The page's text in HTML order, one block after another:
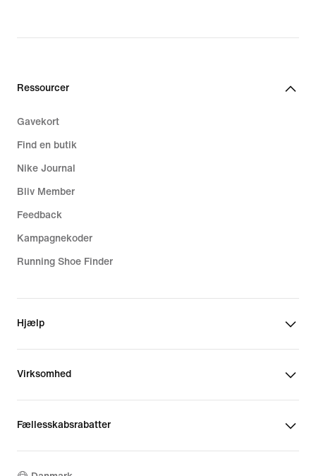
Ressourcer
Gavekort
Find en butik
Nike Journal
Bliv Member
Feedback
Kampagnekoder
Running Shoe Finder
Hjælp
Virksomhed
Fællesskabsrabatter